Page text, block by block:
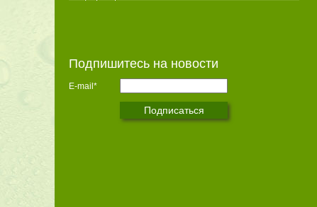
Подпишитесь на новости
E-mail*